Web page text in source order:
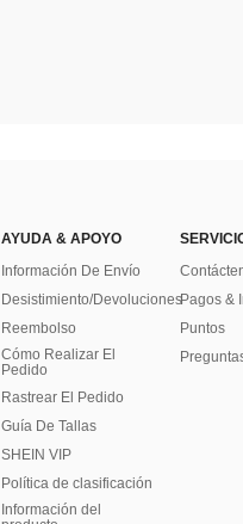
AYUDA & APOYO
Información De Envío
Desistimiento/Devoluciones
Reembolso
Cómo Realizar El
Pedido
Rastrear El Pedido
Guía De Tallas
SHEIN VIP
Política de clasificación
​Información del
Pagos &
Puntos